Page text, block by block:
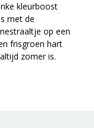
kleurboost
met de
op een
frisgroen hart
zomer is.